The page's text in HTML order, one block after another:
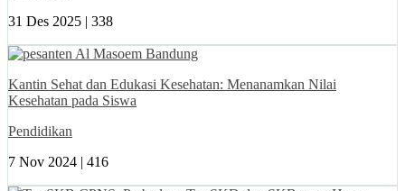
31 Des 2025 | 338
Kantin Sehat dan Edukasi Kesehatan: Menanamkan Nilai
Kesehatan pada Siswa
Pendidikan
7 Nov 2024 | 416